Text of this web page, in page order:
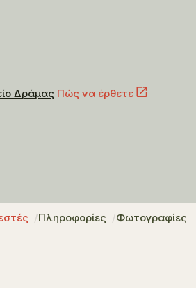
Δράμας Πώς να έρθετε
Πληροφορίες Φωτογραφίες